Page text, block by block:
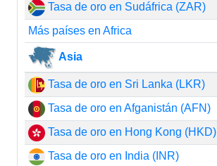
Tasa de oro en Sudáfrica (ZAR)
Más países en Africa
Asia
Tasa de oro en Sri Lanka (LKR)
Tasa de oro en Afganistán (AFN)
Tasa de oro en Hong Kong (HKD)
Tasa de oro en India (INR)